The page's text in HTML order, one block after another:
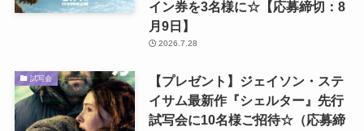
イン券を3名様に☆【応募締切：8
月9日】
2026.7.28
試写会
【プレゼント】ジェイソン・ステ
イサム最新作『シェルター』先行
試写会に10名様ご招待☆（応募締